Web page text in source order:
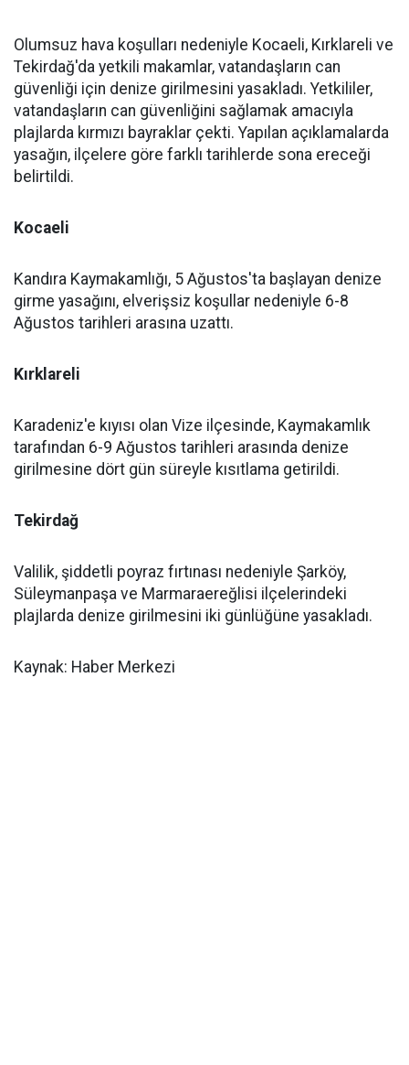
Olumsuz hava koşulları nedeniyle Kocaeli, Kırklareli ve
Tekirdağ'da yetkili makamlar, vatandaşların can
güvenliği için denize girilmesini yasakladı. Yetkililer,
vatandaşların can güvenliğini sağlamak amacıyla
plajlarda kırmızı bayraklar çekti. Yapılan açıklamalarda
yasağın, ilçelere göre farklı tarihlerde sona ereceği
belirtildi.
Kocaeli
Kandıra Kaymakamlığı, 5 Ağustos'ta başlayan denize
girme yasağını, elverişsiz koşullar nedeniyle 6-8
Ağustos tarihleri arasına uzattı.
Kırklareli
Karadeniz'e kıyısı olan Vize ilçesinde, Kaymakamlık
tarafından 6-9 Ağustos tarihleri arasında denize
girilmesine dört gün süreyle kısıtlama getirildi.
Tekirdağ
Valilik, şiddetli poyraz fırtınası nedeniyle Şarköy,
Süleymanpaşa ve Marmaraereğlisi ilçelerindeki
plajlarda denize girilmesini iki günlüğüne yasakladı.
Kaynak: Haber Merkezi